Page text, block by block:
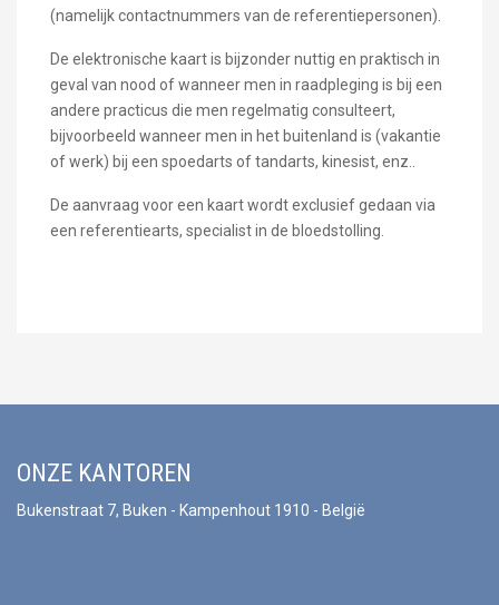
(namelijk contactnummers van de referentiepersonen).
De elektronische kaart is bijzonder nuttig en praktisch in
geval van nood of wanneer men in raadpleging is bij een
andere practicus die men regelmatig consulteert,
bijvoorbeeld wanneer men in het buitenland is (vakantie
of werk) bij een spoedarts of tandarts, kinesist, enz..
De aanvraag voor een kaart wordt exclusief gedaan via
een referentiearts, specialist in de bloedstolling.
ONZE KANTOREN
Bukenstraat 7, Buken - Kampenhout 1910 - België